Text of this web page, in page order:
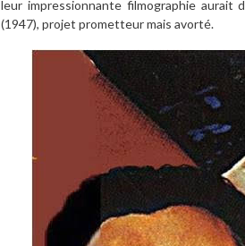
leur impressionnante filmographie aurait
(1947), projet prometteur mais avorté.